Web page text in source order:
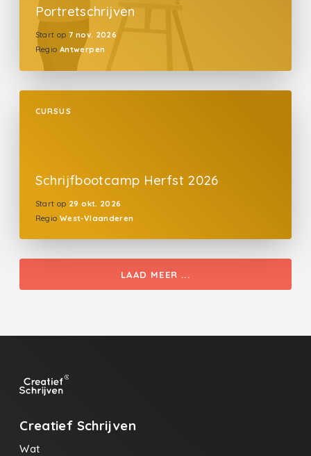
Portretschrijven
Start op 7 nov. 2026
Regio Antwerpen
CURSUS
Schrijfbootcamp Herfst 2026
Start op 29 okt. 2026
Regio West-Vlaanderen
LAAD MEER ...
Creatief Schrijven
Wat